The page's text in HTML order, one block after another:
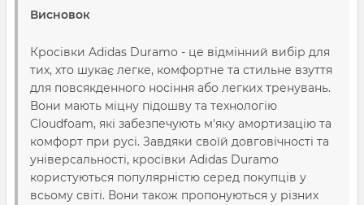
Висновок
Кросівки Adidas Duramo - це відмінний вибір для
тих, хто шукає легке, комфортне та стильне взуття
для повсякденного носіння або легких тренувань.
Вони мають міцну підошву та технологію
Cloudfoam, які забезпечують м'яку амортизацію та
комфорт при русі. Завдяки своїй довговічності та
універсальності, кросівки Adidas Duramo
користуються популярністю серед покупців у
всьому світі. Вони також пропонуються у різних